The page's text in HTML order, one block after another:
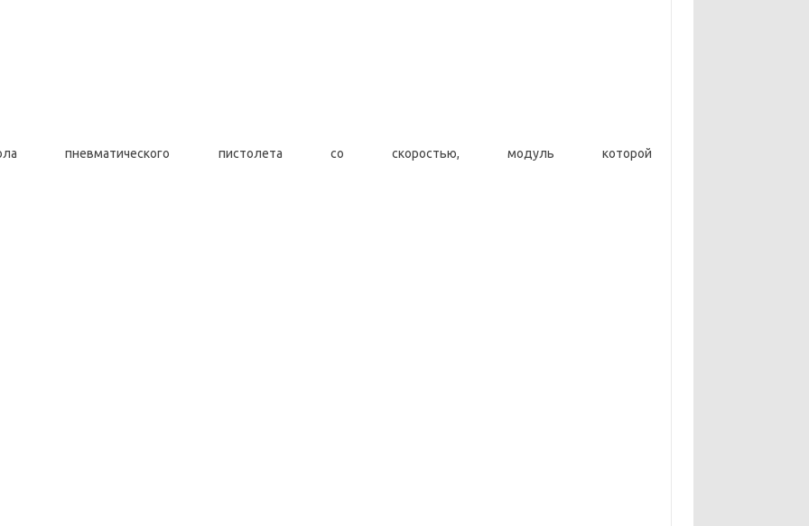
пистолета со скоростью, модуль которой